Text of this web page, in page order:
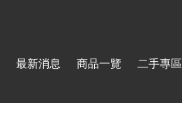
最新消息 商品一覽 二手專區